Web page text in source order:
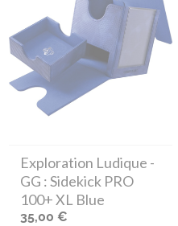
Exploration Ludique -
GG : Sidekick PRO
100+ XL Blue
35,00 €